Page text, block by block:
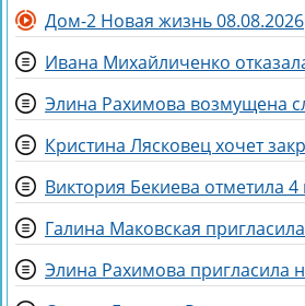
Дом-2 Новая жизнь 08.08.2026